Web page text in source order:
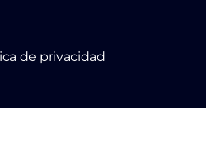
de privacidad